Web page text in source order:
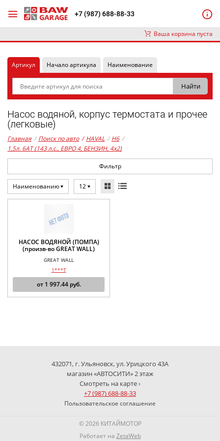
+7 (987) 688-88-33
Ваша корзина пуста
Артикул Начало артикула Наименование
Насос водяной, корпус термостата и прочее
(легковые)
Главная / Поиск по авто / HAVAL / H6 /
1,5л. 6AT (143 л.с., ЕВРО 4, БЕНЗИН, 4x2)
Фильтр
Наименованию 12
НАСОС ВОДЯНОЙ (ПОМПА)
(произв-во GREAT WALL)
GREAT WALL
1***T
от 1 997.44руб.
432071, г. Ульяновск, ул. Урицкого 43А
магазин «АВТОСИТИ» 2 этаж
Смотреть на карте ›
+7 (987) 688-88-33
Пользовательское соглашение
© 2026 КИТАЙМОТОР
Работает на ZetaWeb